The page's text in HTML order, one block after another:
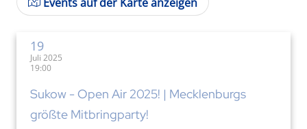
19
Juli 2025
19:00
Sukow - Open Air 2025! | Mecklenburgs
größte Mitbringparty!